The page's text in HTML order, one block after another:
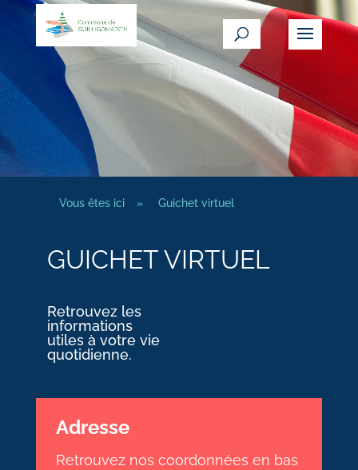
Vous êtes ici » Guichet virtuel
GUICHET VIRTUEL
Retrouvez les
informations
utiles à votre vie
quotidienne.
Adresse
Retrouvez nos coordonnées en bas